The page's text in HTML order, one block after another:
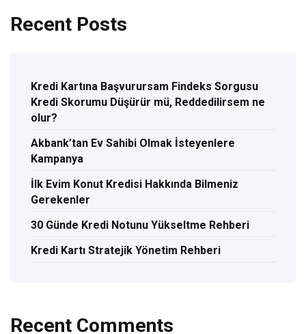
Recent Posts
Kredi Kartına Başvurursam Findeks Sorgusu
Kredi Skorumu Düşürür mü, Reddedilirsem ne
olur?
Akbank’tan Ev Sahibi Olmak İsteyenlere
Kampanya
İlk Evim Konut Kredisi Hakkında Bilmeniz
Gerekenler
30 Günde Kredi Notunu Yükseltme Rehberi
Kredi Kartı Stratejik Yönetim Rehberi
Recent Comments